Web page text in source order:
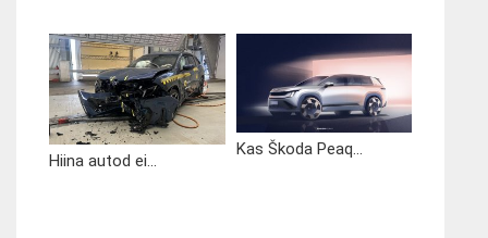
Hiina autod ei...
Kas Škoda Peaq...